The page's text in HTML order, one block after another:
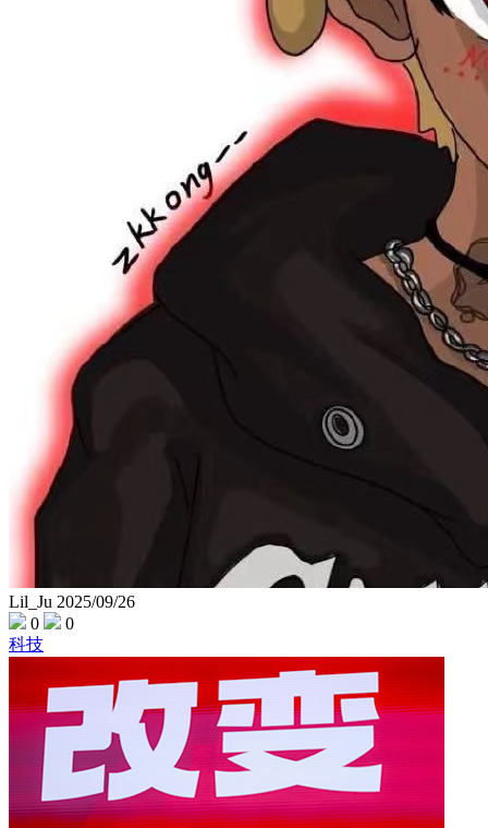
Lil_Ju 2025/09/26
0
0
科技